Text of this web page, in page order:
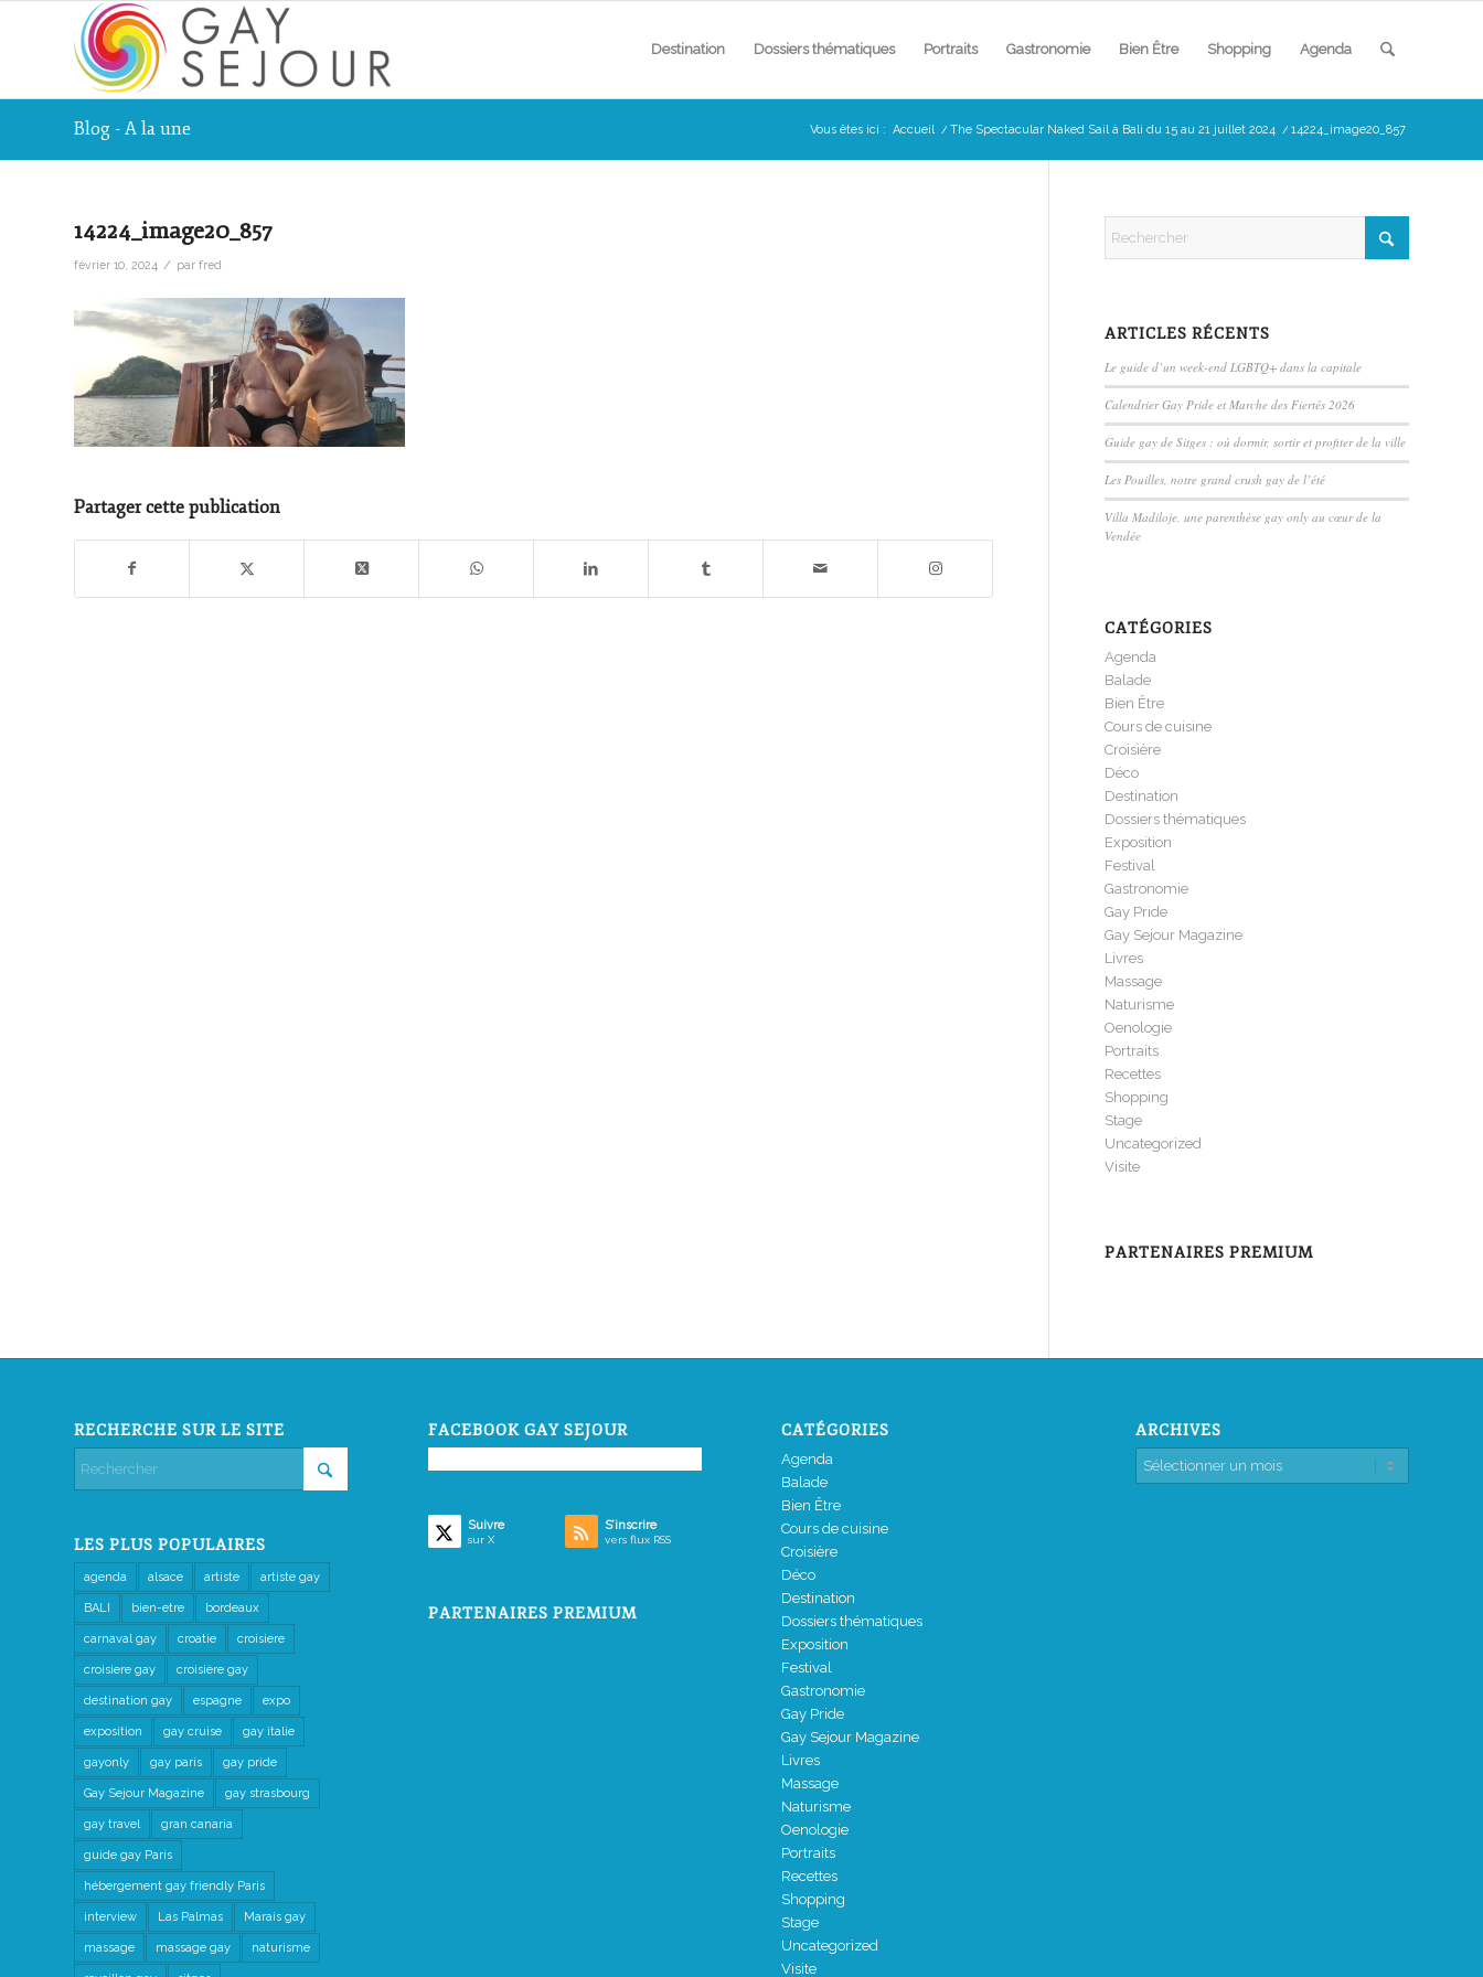
Destination Dossiers thématiques Portraits Gastronomie Bien Être Shopping Agenda
Blog - A la une Vous êtes ici : Accueil / The Spectacular Naked Sail à Bali du 15 au 21 juillet 2024 / 14224_image20_857
14224_image20_857
février 10, 2024 / par fred
Partager cette publication
ARTICLES RÉCENTS
Le guide d’un week-end LGBTQ+ dans la capitale
Calendrier Gay Pride et Marche des Fiertés 2026
Guide gay de Sitges : où dormir, sortir et profiter de la ville
Les Pouilles, notre grand crush gay de l’été
Villa Madiloje, une parenthèse gay only au cœur de la
Vendée
CATÉGORIES
Agenda
Balade
Bien Être
Cours de cuisine
Croisière
Déco
Destination
Dossiers thématiques
Exposition
Festival
Gastronomie
Gay Pride
Gay Sejour Magazine
Livres
Massage
Naturisme
Oenologie
Portraits
Recettes
Shopping
Stage
Uncategorized
Visite
PARTENAIRES PREMIUM
RECHERCHE SUR LE SITE
LES PLUS POPULAIRES
agenda alsace artiste artiste gay
BALI bien-etre bordeaux
carnaval gay croatie croisiere
croisiere gay croisière gay
destination gay espagne expo
exposition gay cruise gay italie
gayonly gay paris gay pride
Gay Sejour Magazine gay strasbourg
gay travel gran canaria
guide gay Paris
hébergement gay friendly Paris
interview Las Palmas Marais gay
massage massage gay naturisme
FACEBOOK GAY SEJOUR
Suivre
sur X
S’inscrire
vers flux RSS
PARTENAIRES PREMIUM
CATÉGORIES
Agenda
Balade
Bien Être
Cours de cuisine
Croisière
Déco
Destination
Dossiers thématiques
Exposition
Festival
Gastronomie
Gay Pride
Gay Sejour Magazine
Livres
Massage
Naturisme
Oenologie
Portraits
Recettes
Shopping
Stage
Uncategorized
Visite
ARCHIVES